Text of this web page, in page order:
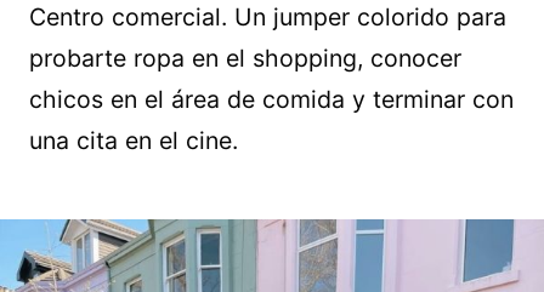
Centro comercial. Un jumper colorido para
probarte ropa en el shopping, conocer
chicos en el área de comida y terminar con
una cita en el cine.